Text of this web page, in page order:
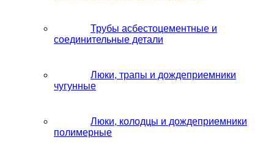
Трубы асбестоцементные и
соединительные детали
Люки, трапы и дождеприемники
чугунные
Люки, колодцы и дождеприемники
полимерные